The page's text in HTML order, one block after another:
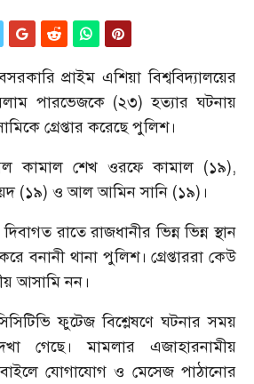
প্রাইম এশিয়া বিশ্ববিদ্যালয়ের
পারভেজকে (২৩) হত্যার ঘটনায়
গ্রেপ্তার করেছে পুলিশ।
আল কামাল শেখ ওরফে কামাল (১৯),
(১৯) ও আল আমিন সানি (১৯)।
রাতে রাজধানীর ভিন্ন ভিন্ন স্থান
বনানী থানা পুলিশ। গ্রেপ্তাররা কেউ
আসামি নন।
ফুটেজ বিশ্লেষণে ঘটনার সময়
গেছে। মামলার এজাহারনামীয়
যোগাযোগ ও মেসেজ পাঠানোর